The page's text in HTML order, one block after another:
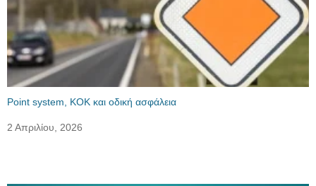
Point system, ΚΟΚ και οδική ασφάλεια
2 Απριλίου, 2026